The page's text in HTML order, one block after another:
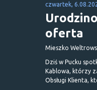
czwartek,
oferta
Mieszko
Dziś w Pucku
Kablowa, którzy
Obsługi Klienta,